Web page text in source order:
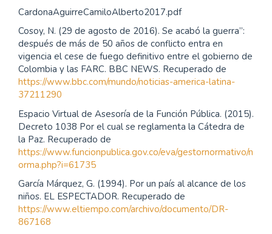
CardonaAguirreCamiloAlberto2017.pdf
Cosoy, N. (29 de agosto de 2016). Se acabó la guerra”:
después de más de 50 años de conflicto entra en
vigencia el cese de fuego definitivo entre el gobierno de
Colombia y las FARC. BBC NEWS. Recuperado de
https://www.bbc.com/mundo/noticias-america-latina-
37211290
Espacio Virtual de Asesoría de la Función Pública. (2015).
Decreto 1038 Por el cual se reglamenta la Cátedra de
la Paz. Recuperado de
https://www.funcionpublica.gov.co/eva/gestornormativo/n
orma.php?i=61735
García Márquez, G. (1994). Por un país al alcance de los
niños. EL ESPECTADOR. Recuperado de
https://www.eltiempo.com/archivo/documento/DR-
867168